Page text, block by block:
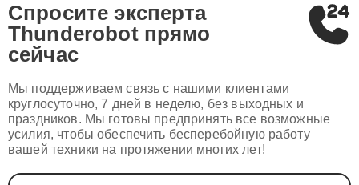
Спросите эксперта
Thunderobot прямо
сейчас
Мы поддерживаем связь с нашими клиентами
круглосуточно, 7 дней в неделю, без выходных и
праздников. Мы готовы предпринять все возможные
усилия, чтобы обеспечить бесперебойную работу
вашей техники на протяжении многих лет!